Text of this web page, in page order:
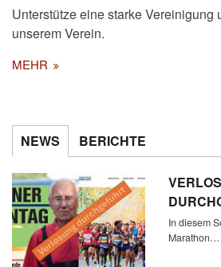
Unterstütze eine starke Vereinigung
unserem Verein.
MEHR
NEWS BERICHTE
In diesem
Marathon…